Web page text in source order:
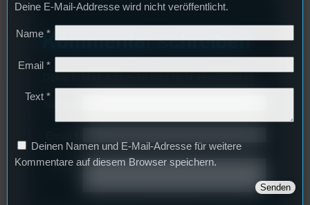
Kommentar schreiben
Text *
Deine E-Mail-Addresse wird nicht veröffentlicht.
Name *
Email *
Text *
Deinen Namen und E-Mail-Adresse für weitere
Kommentare auf diesem Browser speichern.